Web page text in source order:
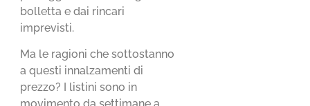
bolletta e dai rincari
imprevisti.
Ma le ragioni che sottostanno
a questi innalzamenti di
prezzo? I listini sono in